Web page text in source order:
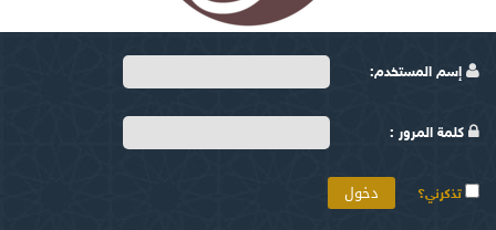
إسم المستخدم:
كلمة المرور :
تذكرني؟